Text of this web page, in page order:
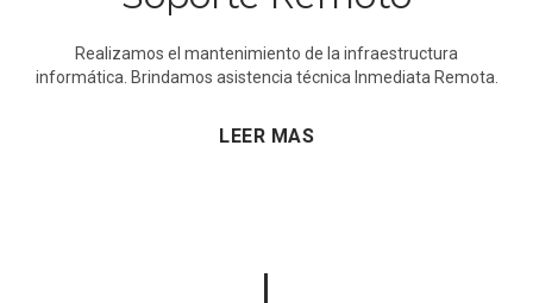
Realizamos el mantenimiento de la infraestructura
informática. Brindamos asistencia técnica Inmediata Remota.
LEER MAS